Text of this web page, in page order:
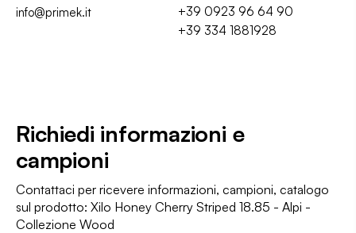
info@primek.it
+39 0923 96 64 90
+39 334 1881928
Richiedi informazioni e
campioni
Contattaci per ricevere informazioni, campioni, catalogo
sul prodotto: Xilo Honey Cherry Striped 18.85 - Alpi -
Collezione Wood